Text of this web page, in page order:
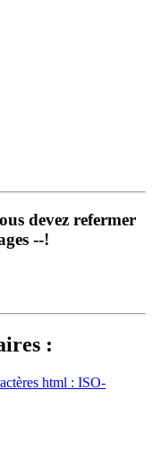
devez refermer
--!
:
html : ISO-